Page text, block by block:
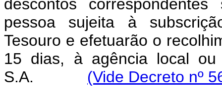
descontos
pessoa sujeita à
Tesouro e efetuarão o
15 dias, à agência local
S.A. (Vide Decreto nº